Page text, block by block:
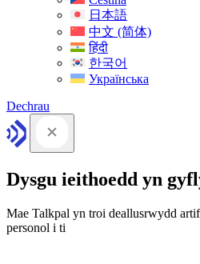
日本語
中文 (简体)
हिंदी
한국어
Українська
Dechrau
Dysgu ieithoedd yn
Mae Talkpal yn troi deallusrwydd
personol i ti